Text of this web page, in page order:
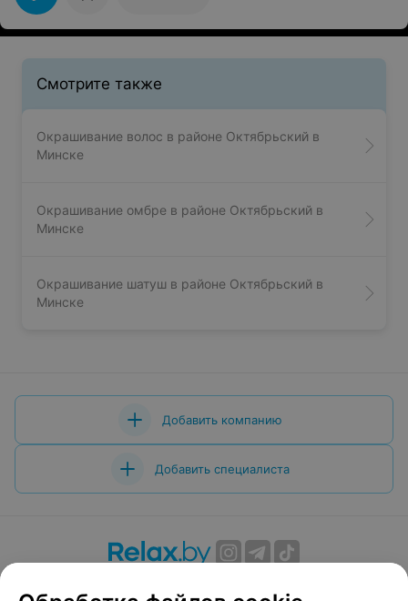
Смотрите также
Окрашивание волос в районе Октябрьский в
Минске
Окрашивание омбре в районе Октябрьский в
Минске
Окрашивание шатуш в районе Октябрьский в
Минске
Добавить компанию
Добавить специалиста